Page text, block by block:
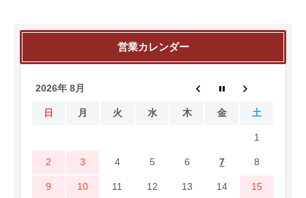
営業カレンダー
2026年 8月
日 月 火 水 木 金 土
1
2 3 4 5 6 7 8
9 10 11 12 13 14 15